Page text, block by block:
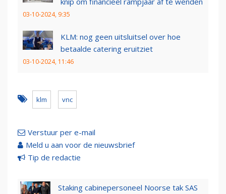
03-10-2024, 9:35
KLM: nog geen uitsluitsel over hoe
betaalde catering eruitziet
03-10-2024, 11:46
klm vnc
Verstuur per e-mail
Meld u aan voor de nieuwsbrief
Tip de redactie
Staking cabinepersoneel Noorse tak SAS